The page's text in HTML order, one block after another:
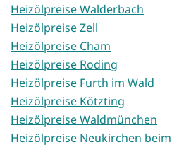
Heizölpreise Walderbach
Heizölpreise Zell
Heizölpreise Cham
Heizölpreise Roding
Heizölpreise Furth im Wald
Heizölpreise Kötzting
Heizölpreise Waldmünchen
Heizölpreise Neukirchen